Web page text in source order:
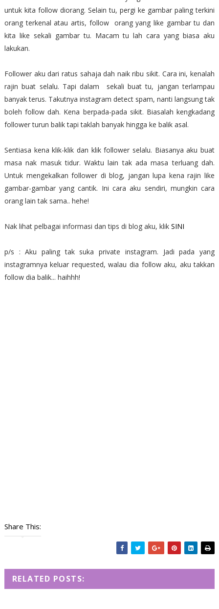
untuk kita follow diorang. Selain tu, pergi ke gambar paling terkini
orang terkenal atau artis, follow orang yang like gambar tu dan
kita like sekali gambar tu. Macam tu lah cara yang biasa aku
lakukan.
Follower aku dari ratus sahaja dah naik ribu sikit. Cara ini, kenalah
rajin buat selalu. Tapi dalam sekali buat tu, jangan terlampau
banyak terus. Takutnya instagram detect spam, nanti langsung tak
boleh follow dah. Kena berpada-pada sikit. Biasalah kengkadang
follower turun balik tapi taklah banyak hingga ke balik asal.
Sentiasa kena klik-klik dan klik follower selalu. Biasanya aku buat
masa nak masuk tidur. Waktu lain tak ada masa terluang dah.
Untuk mengekalkan follower di blog, jangan lupa kena rajin like
gambar-gambar yang cantik. Ini cara aku sendiri, mungkin cara
orang lain tak sama.. hehe!
Nak lihat pelbagai informasi dan tips di blog aku, klik SINI
p/s : Aku paling tak suka private instagram. Jadi pada yang
instagramnya keluar requested, walau dia follow aku, aku takkan
follow dia balik... haihhh!
Share This:
RELATED POSTS: